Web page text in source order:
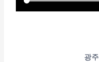
광